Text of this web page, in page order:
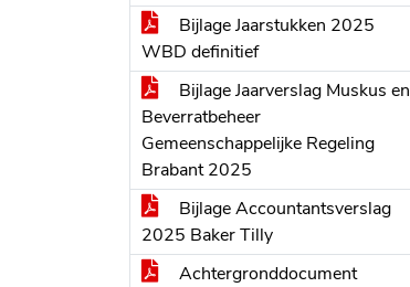
Bijlage Jaarstukken 2025
WBD definitief
Bijlage Jaarverslag Muskus en
Beverratbeheer
Gemeenschappelijke Regeling
Brabant 2025
Bijlage Accountantsverslag
2025 Baker Tilly
Achtergronddocument